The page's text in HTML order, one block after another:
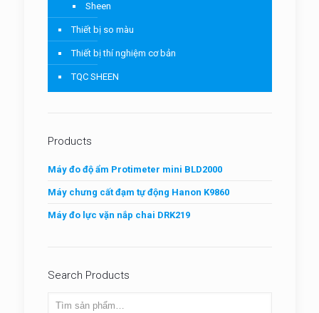
Sheen
Thiết bị so màu
Thiết bị thí nghiệm cơ bản
TQC SHEEN
Products
Máy đo độ ẩm Protimeter mini BLD2000
Máy chưng cất đạm tự động Hanon K9860
Máy đo lực vặn nắp chai DRK219
Search Products